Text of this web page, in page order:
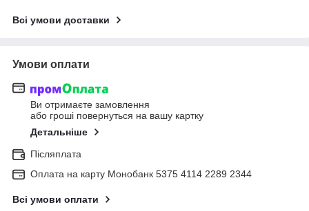
Всі умови доставки
Умови оплати
Ви отримаєте замовлення
або гроші повернуться на вашу картку
Детальніше
Післяплата
Оплата на карту Монобанк 5375 4114 2289 2344
Всі умови оплати